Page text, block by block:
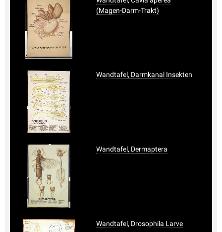
(Magen-Darm-Trakt)
Wandtafel, Darmkanal Insekten
Wandtafel, Dermaptera
Wandtafel, Drosophila Larve